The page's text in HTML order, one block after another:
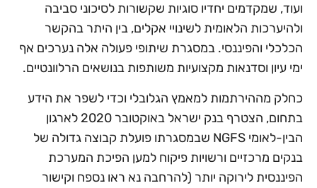
ועוד, שמקדמים יחדיו סוגיות שקשורות לסיכוני סביבה
ולהיערכות הלאומית לשינויי אקלים, בין היתר בהקשר
הכלכלי והפיננסי. במסגרת שיתופי פעולה אלה נערכים אף
ימי עיון וסדנאות מקצועיות משותפות בנושאים הרלוונטיים.
כחלק מההירתמות למאמץ הגלובלי וכדי לשפר את הידע
בתחום, הצטרף בנק ישראל באוקטובר 2020 לארגון
הבין-לאומי NGFS שבמסגרתו פועלת קבוצה גדולה של
בנקים מרכזיים ורשויות פיקוח למען הפיכת המערכת
הפיננסית לירוקה יותר (להרחבה נא ראו נספח וקישור